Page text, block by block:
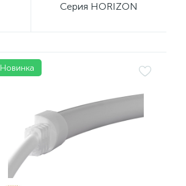
Серия HORIZON
Новинка